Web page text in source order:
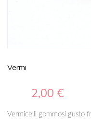
Vermi
2,00 €
Vermicelli gommosi gusto